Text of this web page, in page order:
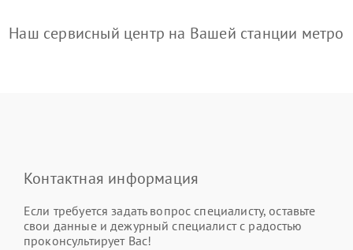
Наш сервисный центр на Вашей станции метро
Контактная информация
Если требуется задать вопрос специалисту, оставьте
свои данные и дежурный специалист с радостью
проконсультирует Вас!